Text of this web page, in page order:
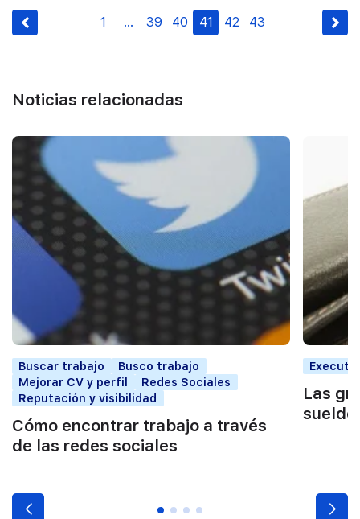
1 … 39 40 41 42 43
Noticias relacionadas
Buscar trabajo
Busco trabajo
Mejorar CV y perfil
Redes Sociales
Reputación y visibilidad
Cómo encontrar trabajo a través
de las redes sociales
Las